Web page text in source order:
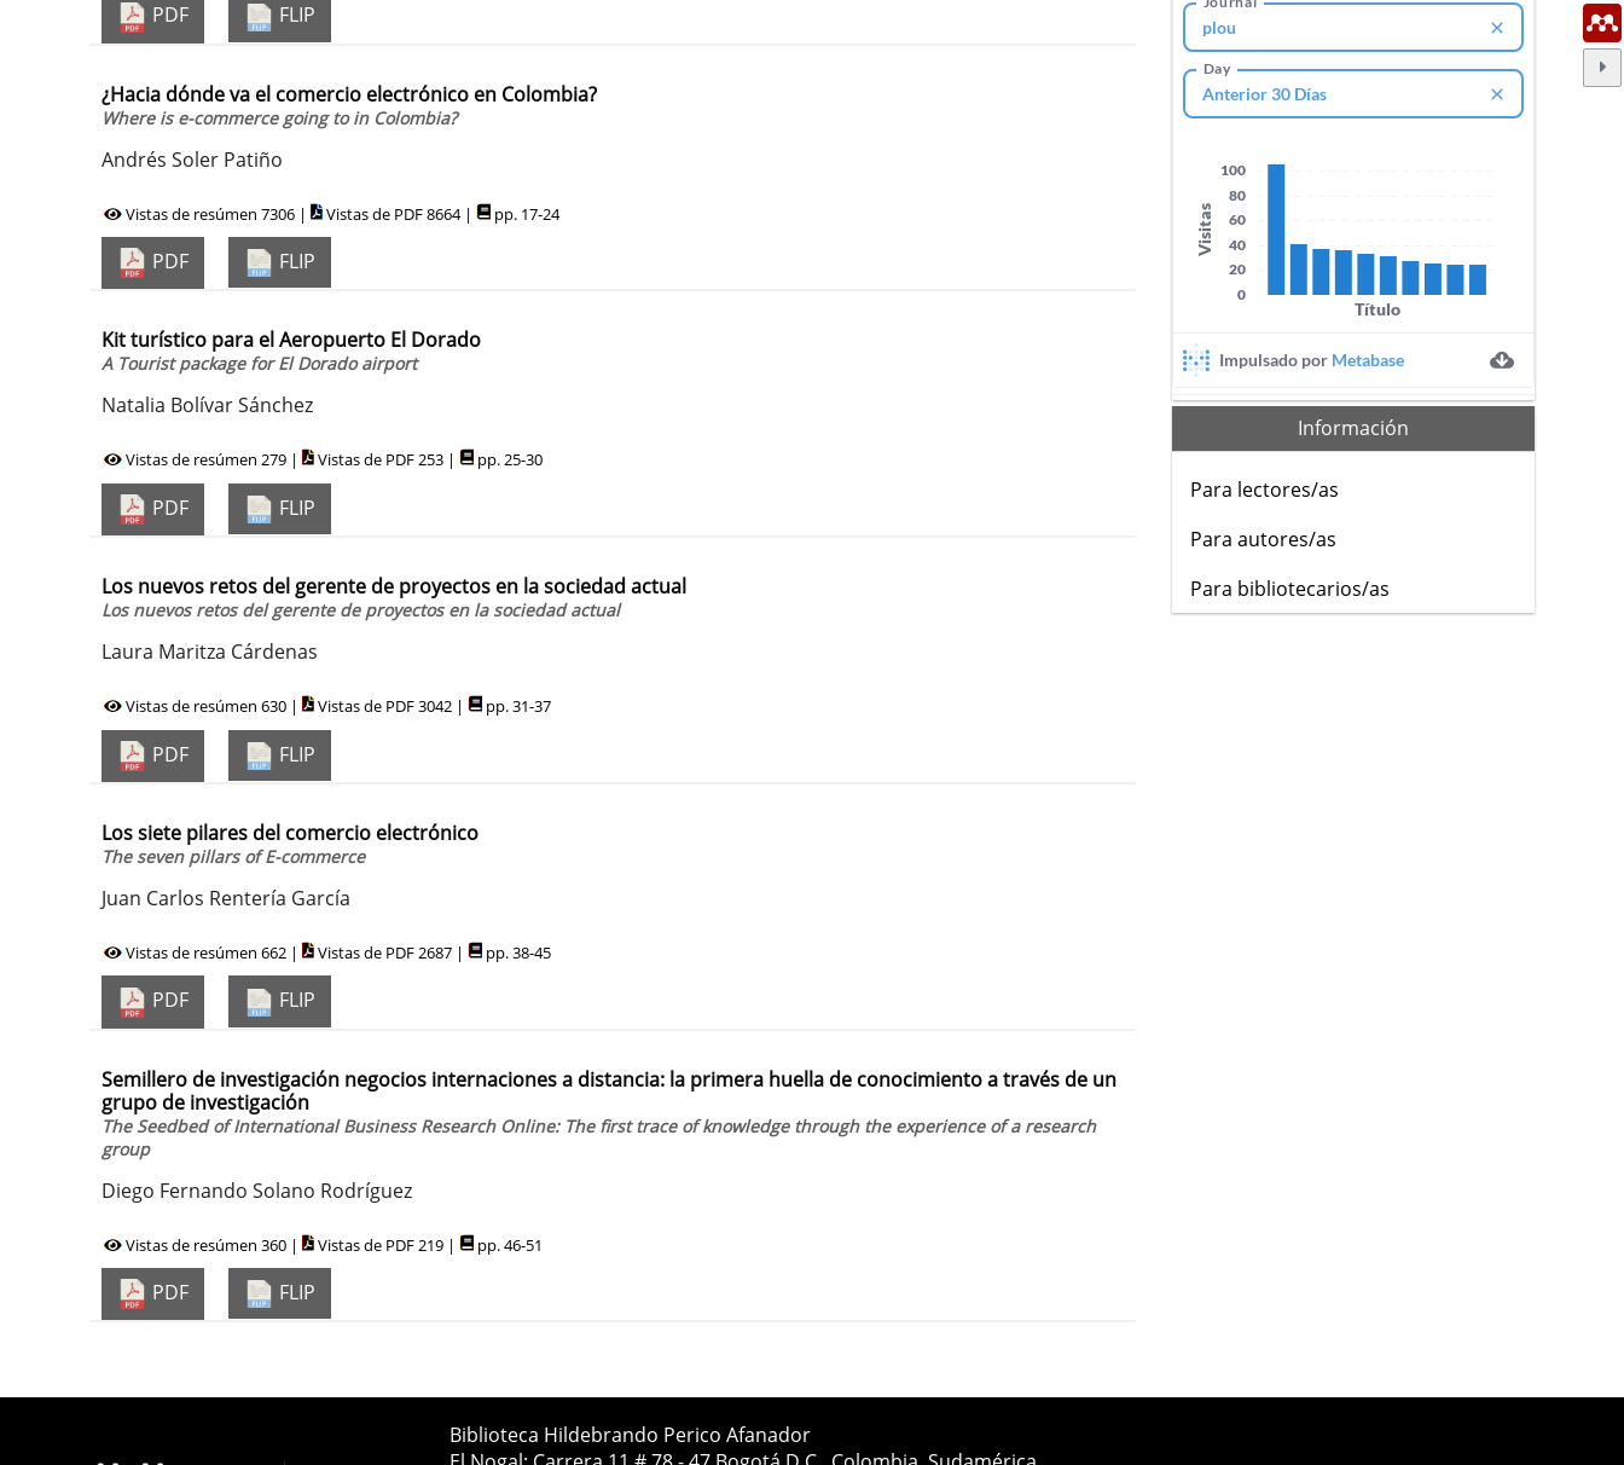
PDF FLIP
¿Hacia dónde va el comercio electrónico en Colombia?
Where is e-commerce going to in Colombia?
Andrés Soler Patiño
Vistas de resúmen 7306 | Vistas de PDF 8664 | pp. 17-24
PDF FLIP
Kit turístico para el Aeropuerto El Dorado
A Tourist package for El Dorado airport
Natalia Bolívar Sánchez
Vistas de resúmen 279 | Vistas de PDF 253 | pp. 25-30
PDF FLIP
Los nuevos retos del gerente de proyectos en la sociedad actual
Los nuevos retos del gerente de proyectos en la sociedad actual
Laura Maritza Cárdenas
Vistas de resúmen 630 | Vistas de PDF 3042 | pp. 31-37
PDF FLIP
Los siete pilares del comercio electrónico
The seven pillars of E-commerce
Juan Carlos Rentería García
Vistas de resúmen 662 | Vistas de PDF 2687 | pp. 38-45
PDF FLIP
Semillero de investigación negocios internaciones a distancia: la primera huella de conocimiento a través de un
grupo de investigación
The Seedbed of International Business Research Online: The first trace of knowledge through the experience of a research
group
Diego Fernando Solano Rodríguez
Vistas de resúmen 360 | Vistas de PDF 219 | pp. 46-51
PDF FLIP
Información
Para lectores/as
Para autores/as
Para bibliotecarios/as
Biblioteca Hildebrando Perico Afanador